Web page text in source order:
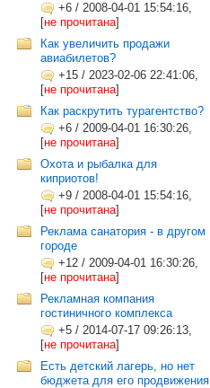
+6 / 2008-04-01 15:54:16,
[не прочитана]
Как увеличить продажи
авиабилетов?
+15 / 2023-02-06 22:41:06,
[не прочитана]
Как раскрутить турагентство?
+6 / 2009-04-01 16:30:26,
[не прочитана]
Охота и рыбалка для
киприотов!
+9 / 2008-04-01 15:54:16,
[не прочитана]
Реклама санатория - в другом
городе
+12 / 2009-04-01 16:30:26,
[не прочитана]
Рекламная компания
гостиничного комплекса
+5 / 2014-07-17 09:26:13,
[не прочитана]
Есть детский лагерь, но нет
бюджета для его продвижения